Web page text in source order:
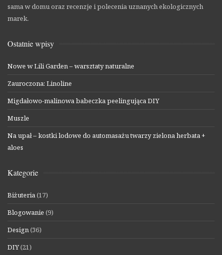
sama w domu oraz recenzje i polecenia uznanych ekologicznych
marek.
Ostatnie wpisy
Nowe w Lili Garden – warsztaty naturalne
Zauroczona: Linoline
Migdałowo-malinowa babeczka peelingująca DIY
Muszle
Na upał – kostki lodowe do automasażu twarzy zielona herbata +
aloes
Kategorie
Biżuteria(17)
Blogowanie (9)
Design(36)
DIY(21)